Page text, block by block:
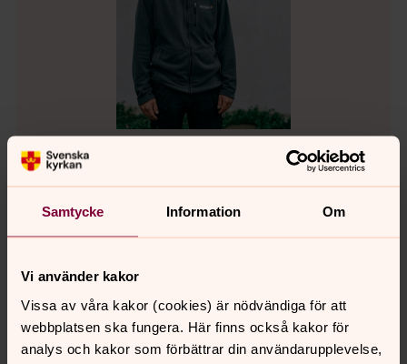
Samtycke Information Om
Vi använder kakor
Vissa av våra kakor (cookies) är nödvändiga för att
webbplatsen ska fungera. Här finns också kakor för
analys och kakor som förbättrar din användarupplevelse,
Patrik Johansson
Kyrkovaktmästare, Gärsnäs församling
0414-639 19
E-post:patrik.johansson@svenskakyrkan.se